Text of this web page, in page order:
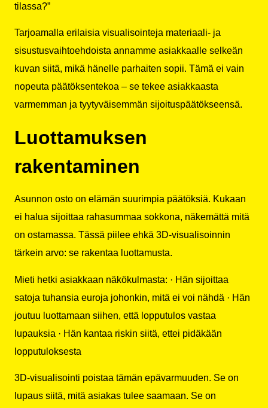
tilassa?”
Tarjoamalla erilaisia visualisointeja materiaali- ja
sisustusvaihtoehdoista annamme asiakkaalle selkeän
kuvan siitä, mikä hänelle parhaiten sopii. Tämä ei vain
nopeuta päätöksentekoa – se tekee asiakkaasta
varmemman ja tyytyväisemmän sijoituspäätökseensä.
Luottamuksen
rakentaminen
Asunnon osto on elämän suurimpia päätöksiä. Kukaan
ei halua sijoittaa rahasummaa sokkona, näkemättä mitä
on ostamassa. Tässä piilee ehkä 3D-visualisoinnin
tärkein arvo: se rakentaa luottamusta.
Mieti hetki asiakkaan näkökulmasta: · Hän sijoittaa
satoja tuhansia euroja johonkin, mitä ei voi nähdä · Hän
joutuu luottamaan siihen, että lopputulos vastaa
lupauksia · Hän kantaa riskin siitä, ettei pidäkään
lopputuloksesta
3D-visualisointi poistaa tämän epävarmuuden. Se on
lupaus siitä, mitä asiakas tulee saamaan. Se on